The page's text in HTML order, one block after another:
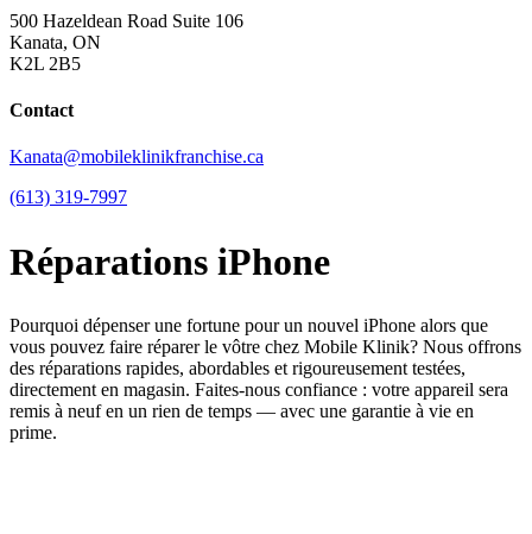
500 Hazeldean Road Suite 106
Kanata, ON
K2L 2B5
Contact
Kanata@mobileklinikfranchise.ca
(613) 319-7997
Réparations iPhone
Pourquoi dépenser une fortune pour un nouvel iPhone alors que
vous pouvez faire réparer le vôtre chez Mobile Klinik? Nous offrons
des réparations rapides, abordables et rigoureusement testées,
directement en magasin. Faites-nous confiance : votre appareil sera
remis à neuf en un rien de temps — avec une garantie à vie en
prime.